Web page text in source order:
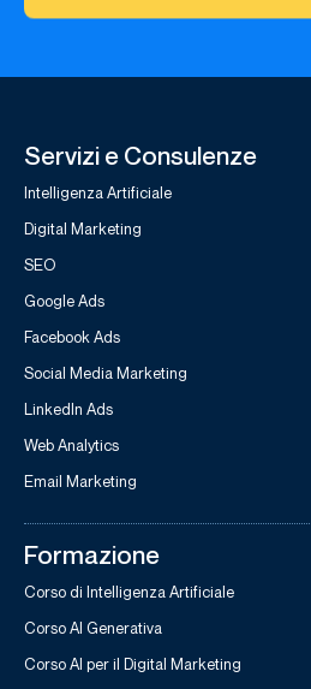
Servizi e Consulenze
Intelligenza Artificiale
Digital Marketing
SEO
Google Ads
Facebook Ads
Social Media Marketing
LinkedIn Ads
Web Analytics
Email Marketing
Formazione
Corso di Intelligenza Artificiale
Corso AI Generativa
Corso AI per il Digital Marketing